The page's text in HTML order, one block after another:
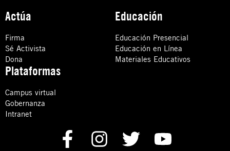
Actúa
Firma
Sé Activista
Dona
Educación
Educación Presencial
Educación en Línea
Materiales Educativos
Plataformas
Campus virtual
Gobernanza
Intranet